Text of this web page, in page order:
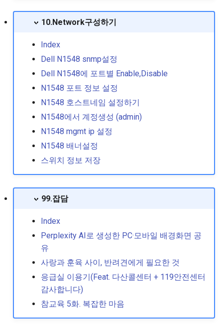
10.Network구성하기
Index
Dell N1548 snmp설정
Dell N1548에 포트별 Enable,Disable
N1548 포트 정보 설정
N1548 호스트네임 설정하기
N1548에서 계정생성 (admin)
N1548 mgmt ip 설정
N1548 배너설정
스위치 정보 저장
99.잡담
Index
Perplexity AI로 생성한 PC·모바일 배경화면 공
유
사랑과 훈육 사이, 반려견에게 필요한 것
응급실 이용기(Feat. 다산콜센터 + 119안전센터
감사합니다)
참교육 5화. 복잡한 마음